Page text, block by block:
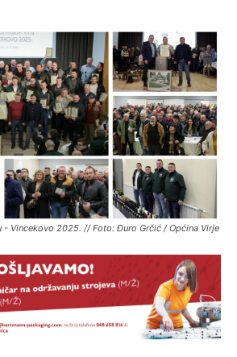
- Vincekovo 2025. // Foto: Đuro Grčić / Općina Virje